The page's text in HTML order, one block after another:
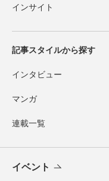
インサイト
記事スタイルから探す
インタビュー
マンガ
連載一覧
イベント